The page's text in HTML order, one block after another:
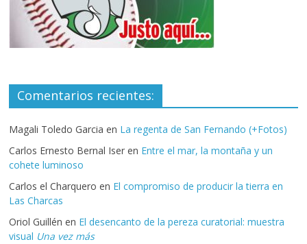
Comentarios recientes:
Magali Toledo Garcia en La regenta de San Fernando (+Fotos)
Carlos Ernesto Bernal Iser en Entre el mar, la montaña y un
cohete luminoso
Carlos el Charquero en El compromiso de producir la tierra en
Las Charcas
Oriol Guillén en El desencanto de la pereza curatorial: muestra
visual Una vez más